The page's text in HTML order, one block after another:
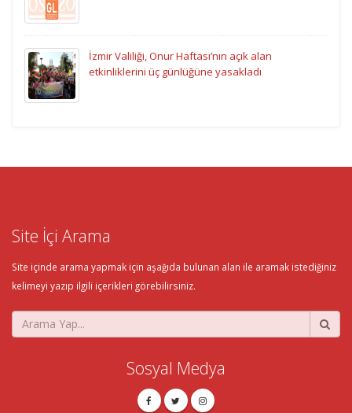
İzmir Valiliği, Onur Haftası’nın açık alan
etkinliklerini üç günlüğüne yasakladı
Site İçi Arama
Site içinde arama yapmak için aşağıda bulunan alan ile aramak istediğiniz
kelimeyi yazıp ilgili içerikleri görebilirsiniz.
Sosyal Medya